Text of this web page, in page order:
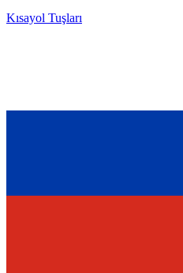
Kısayol Tuşları